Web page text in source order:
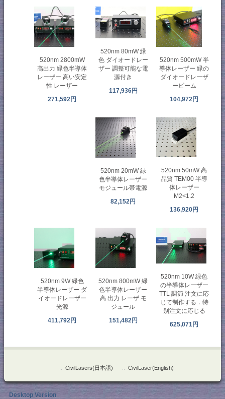
520nm 2800mW
高出力 緑色半導体
レーザー 高い安定
性 レーザー
271,592円
520nm 80mW 緑
色 ダイオードレー
ザー 調整可能な電
源付き
117,936円
520nm 500mW 半
導体レーザー 緑の
ダイオードレーザ
ービーム
104,972円
520nm 20mW 緑
色半導体レーザー
モジュール帯電源
82,152円
520nm 50mW 高
品質 TEM00 半導
体レーザー
M2<1.2
136,920円
520nm 9W 緑色
半導体レーザー ダ
イオードレーザー
光源
411,792円
520nm 800mW 緑
色半導体レーザー
高 出力 レーザ モ
ジュール
151,482円
520nm 10W 緑色
の半導体レーザー
TTL 調節 注文に応
じて制作する．特
别注文に応じる
625,071円
:: CivilLasers(日本語) :: CivilLaser(English)
Desktop Version